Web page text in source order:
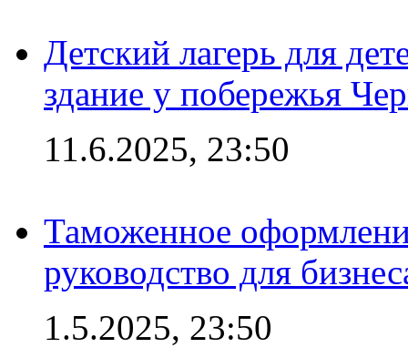
Детский лагерь для
здание у побережья
11.6.2025, 23:50
Таможенное
руководство для
1.5.2025, 23:50